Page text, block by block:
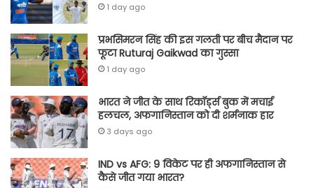
1 day ago
प्रभसिमरन सिंह की इस गलती पर बीच मैदान पर
फूटा Ruturaj Gaikwad का गुस्सा
1 day ago
भारत ने जीत के साथ रिकॉर्ड्स बुक में मचाई
हलचल, अफगानिस्तान को दी शर्मनाक हार
3 days ago
IND vs AFG: 9 विकेट पर ही अफगानिस्तान से
कैसे जीत गया भारत?